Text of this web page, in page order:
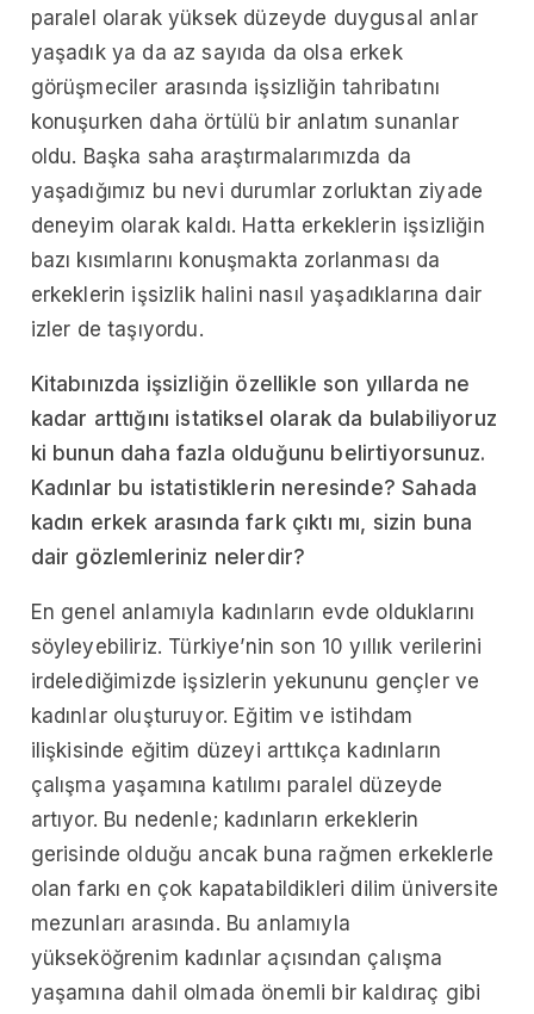
paralel olarak yüksek düzeyde duygusal anlar
yaşadık ya da az sayıda da olsa erkek
görüşmeciler arasında işsizliğin tahribatını
konuşurken daha örtülü bir anlatım sunanlar
oldu. Başka saha araştırmalarımızda da
yaşadığımız bu nevi durumlar zorluktan ziyade
deneyim olarak kaldı. Hatta erkeklerin işsizliğin
bazı kısımlarını konuşmakta zorlanması da
erkeklerin işsizlik halini nasıl yaşadıklarına dair
izler de taşıyordu.
Kitabınızda işsizliğin özellikle son yıllarda ne
kadar arttığını istatiksel olarak da bulabiliyoruz
ki bunun daha fazla olduğunu belirtiyorsunuz.
Kadınlar bu istatistiklerin neresinde? Sahada
kadın erkek arasında fark çıktı mı, sizin buna
dair gözlemleriniz nelerdir?
En genel anlamıyla kadınların evde olduklarını
söyleyebiliriz. Türkiye’nin son 10 yıllık verilerini
irdelediğimizde işsizlerin yekununu gençler ve
kadınlar oluşturuyor. Eğitim ve istihdam
ilişkisinde eğitim düzeyi arttıkça kadınların
çalışma yaşamına katılımı paralel düzeyde
artıyor. Bu nedenle; kadınların erkeklerin
gerisinde olduğu ancak buna rağmen erkeklerle
olan farkı en çok kapatabildikleri dilim üniversite
mezunları arasında. Bu anlamıyla
yükseköğrenim kadınlar açısından çalışma
yaşamına dahil olmada önemli bir kaldıraç gibi